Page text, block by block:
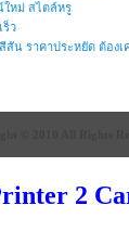
ใหม่ สไตล์หรู
ร็ว
สีสัน ราคาประหยัด ต้อง
2